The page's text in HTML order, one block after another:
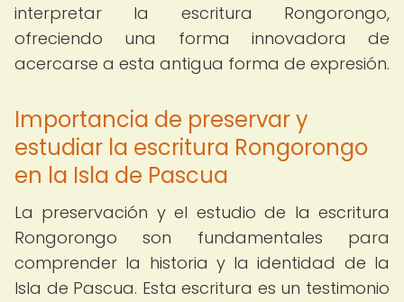
interpretar la escritura Rongorongo,
ofreciendo una forma innovadora de
acercarse a esta antigua forma de expresión.
Importancia de preservar y
estudiar la escritura Rongorongo
en la Isla de Pascua
La preservación y el estudio de la escritura
Rongorongo son fundamentales para
comprender la historia y la identidad de la
Isla de Pascua. Esta escritura es un testimonio